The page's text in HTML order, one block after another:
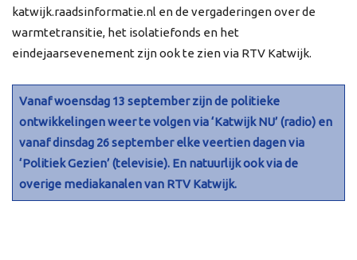
katwijk.raadsinformatie.nl en de vergaderingen over de
warmtetransitie, het isolatiefonds en het
eindejaarsevenement zijn ook te zien via RTV Katwijk.
Vanaf woensdag 13 september zijn de politieke
ontwikkelingen weer te volgen via ‘Katwijk NU’ (radio) en
vanaf dinsdag 26 september elke veertien dagen via
‘Politiek Gezien’ (televisie). En natuurlijk ook via de
overige mediakanalen van RTV Katwijk.